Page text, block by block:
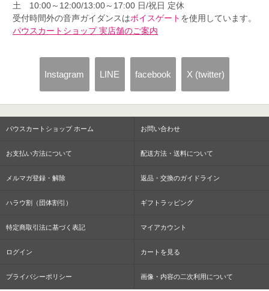
土 10:00～12:00/13:00～17:00 日/祝日 定休
受付時間外の音声ガイダンスはボイスゲート を使用しています。
パウスカートショップ 実店舗のご案内
Instagram LINE facebook X (twitter)
パウスカートショップ ホーム お問い合わせ
お支払い方法について 配送方法・送料について
メルマガ登録・解除 返品・交換のガイドライン
ハラウ割（団体割引） ギフトラッピング
特定商取引法に基づく表記 マイアカウント
ログイン カートを見る
プライバシーポリシー 画像・内容の二次利用について